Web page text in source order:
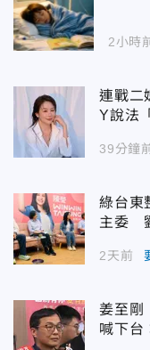
2小時
連戰二
Y說法
39分鐘
綠台東
主委
2天前
姜至剛
喊下台